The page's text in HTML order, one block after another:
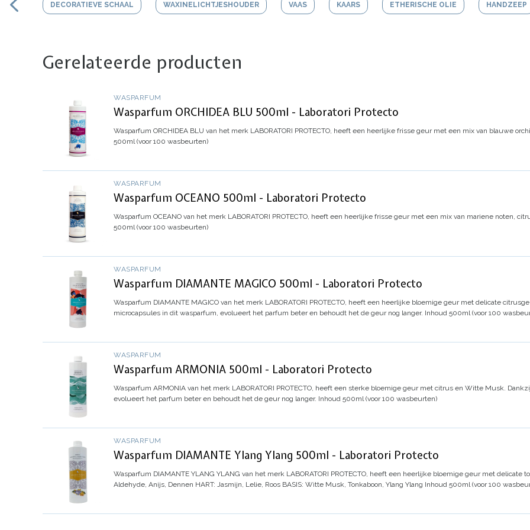
DECORATIEVE SCHAAL WAXINELICHTJESHOUDER VAAS KAARS ETHERISCHE OLIE HANDZEEP
Gerelateerde producten
WASPARFUM
Wasparfum ORCHIDEA BLU 500ml - Laboratori Protecto
Wasparfum ORCHIDEA BLU van het merk LABORATORI PROTECTO, heeft een heerlijke frisse geur met een mix van blauwe
500ml (voor 100 wasbeurten)
WASPARFUM
Wasparfum OCEANO 500ml - Laboratori Protecto
Wasparfum OCEANO van het merk LABORATORI PROTECTO, heeft een heerlijke frisse geur met een mix van mariene noten,
500ml (voor 100 wasbeurten)
WASPARFUM
Wasparfum DIAMANTE MAGICO 500ml - Laboratori Protecto
Wasparfum DIAMANTE MAGICO van het merk LABORATORI PROTECTO, heeft een heerlijke bloemige geur met delicate
microcapsules in dit wasparfum, evolueert het parfum beter en behoudt het de geur nog langer. Inhoud 500ml (voor 100
WASPARFUM
Wasparfum ARMONIA 500ml - Laboratori Protecto
Wasparfum ARMONIA van het merk LABORATORI PROTECTO, heeft een sterke bloemige geur met citrus en Witte Musk.
evolueert het parfum beter en behoudt het de geur nog langer. Inhoud 500ml (voor 100 wasbeurten)
WASPARFUM
Wasparfum DIAMANTE Ylang Ylang 500ml - Laboratori Protecto
Wasparfum DIAMANTE YLANG YLANG van het merk LABORATORI PROTECTO, heeft een heerlijke bloemige geur met delicate
Aldehyde, Anijs, Dennen HART: Jasmijn, Lelie, Roos BASIS: Witte Musk, Tonkaboon, Ylang Ylang Inhoud 500ml (voor 100